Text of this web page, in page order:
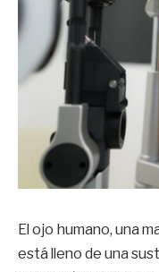
El ojo humano, una
está lleno de una